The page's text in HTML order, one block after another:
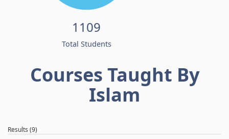
1109
Total Students
Courses Taught By
Islam
Results (9)